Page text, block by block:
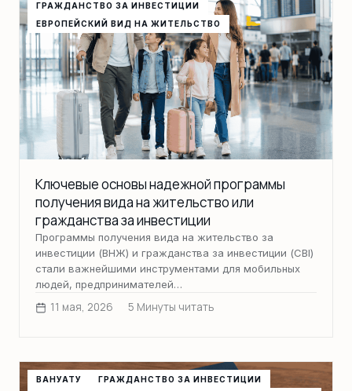
ГРАЖДАНСТВО ЗА ИНВЕСТИЦИИ
ЕВРОПЕЙСКИЙ ВИД НА ЖИТЕЛЬСТВО
Ключевые основы надежной программы
получения вида на жительство или
гражданства за инвестиции
Программы получения вида на жительство за
инвестиции (ВНЖ) и гражданства за инвестиции (CBI)
стали важнейшими инструментами для мобильных
людей, предпринимателей…
11 мая, 2026 5 Минуты читать
ВАНУАТУ
ГРАЖДАНСТВО ЗА ИНВЕСТИЦИИ